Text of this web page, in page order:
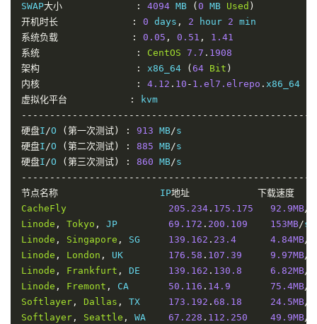
SWAP大小 : 4094 MB (0 MB Used )
开机时长
: 0 days , 2 hour 2
系统负载
: 0.05 , 0.51 ,
1.41
系统
: CentOS 7.7 . 1908
架构
: x86_64 (64 Bit )
内核
: 4.12 . 10 - 1.el7.elrepo .
虚拟化平台
:
硬盘I /O (第一次测试) : 913 MB/
硬盘I /O (第二次测试) : 885 MB/
硬盘I /O (第三次测试) : 860 MB/
节点名称
                  IP
地址
下载速度
CacheFly
205.234 . 175.175 92.9MB/
Linode , Tokyo , JP 69.172 . 200.109 153MB/
Linode , Singapore , SG 139.162 . 23.4 4.84MB/
Linode , London , UK 176.58 . 107.39 9.97MB/
Linode , Frankfurt , DE 139.162 . 130.8 6.82MB/
Linode , Fremont , CA 50.116 . 14.9 75.4MB/
Softlayer , Dallas , TX 173.192 . 68.18 24.5MB/
Softlayer , Seattle , WA 67.228 . 112.250 49.9MB/